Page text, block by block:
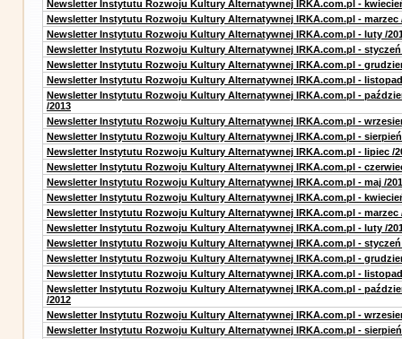
Newsletter Instytutu Rozwoju Kultury Alternatywnej IRKA.com.pl -
Newsletter Instytutu Rozwoju Kultury Alternatywnej IRKA.com.pl - marzec
Newsletter Instytutu Rozwoju Kultury Alternatywnej IRKA.com.pl - luty /
Newsletter Instytutu Rozwoju Kultury Alternatywnej IRKA.com.pl - styczeń
Newsletter Instytutu Rozwoju Kultury Alternatywnej IRKA.com.pl -
Newsletter Instytutu Rozwoju Kultury Alternatywnej IRKA.com.pl - listopad
Newsletter Instytutu Rozwoju Kultury Alternatywnej IRKA.com.pl -
/2013
Newsletter Instytutu Rozwoju Kultury Alternatywnej IRKA.com.pl -
Newsletter Instytutu Rozwoju Kultury Alternatywnej IRKA.com.pl - sierpień
Newsletter Instytutu Rozwoju Kultury Alternatywnej IRKA.com.pl - lipiec /
Newsletter Instytutu Rozwoju Kultury Alternatywnej IRKA.com.pl -
Newsletter Instytutu Rozwoju Kultury Alternatywnej IRKA.com.pl - maj /
Newsletter Instytutu Rozwoju Kultury Alternatywnej IRKA.com.pl -
Newsletter Instytutu Rozwoju Kultury Alternatywnej IRKA.com.pl - marzec
Newsletter Instytutu Rozwoju Kultury Alternatywnej IRKA.com.pl - luty /
Newsletter Instytutu Rozwoju Kultury Alternatywnej IRKA.com.pl - styczeń
Newsletter Instytutu Rozwoju Kultury Alternatywnej IRKA.com.pl -
Newsletter Instytutu Rozwoju Kultury Alternatywnej IRKA.com.pl - listopad
Newsletter Instytutu Rozwoju Kultury Alternatywnej IRKA.com.pl -
/2012
Newsletter Instytutu Rozwoju Kultury Alternatywnej IRKA.com.pl -
Newsletter Instytutu Rozwoju Kultury Alternatywnej IRKA.com.pl - sierpień